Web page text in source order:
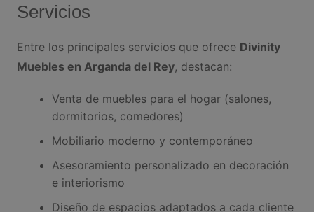
Servicios
Entre los principales servicios que ofrece Divinity
Muebles en Arganda del Rey, destacan:
Venta de muebles para el hogar (salones,
dormitorios, comedores)
Mobiliario moderno y contemporáneo
Asesoramiento personalizado en decoración
e interiorismo
Diseño de espacios adaptados a cada cliente